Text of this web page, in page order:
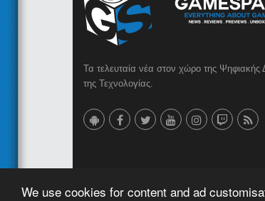
We use cookies for content and ad
Τα τελευταία νέα στον χώρο της Ψηφιακής
της Τεχνολογίας.